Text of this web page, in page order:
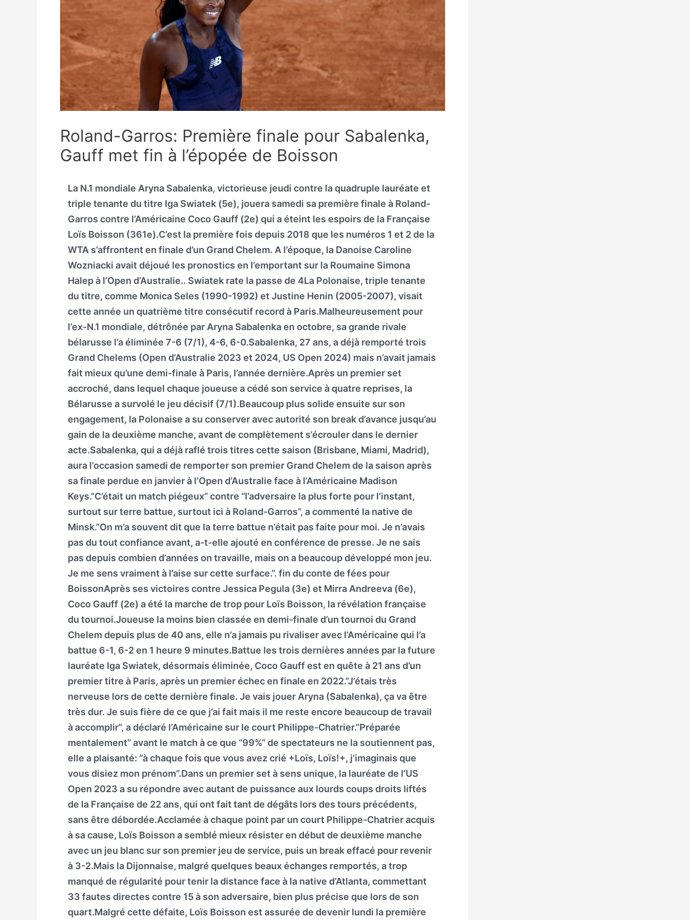
Roland-Garros: Première finale pour Sabalenka,
Gauff met fin à l’épopée de Boisson
La N.1 mondiale Aryna Sabalenka, victorieuse jeudi contre la quadruple lauréate et
triple tenante du titre Iga Swiatek (5e), jouera samedi sa première finale à Roland-
Garros contre l’Américaine Coco Gauff (2e) qui a éteint les espoirs de la Française
Loïs Boisson (361e).C’est la première fois depuis 2018 que les numéros 1 et 2 de la
WTA s’affrontent en finale d’un Grand Chelem. A l’époque, la Danoise Caroline
Wozniacki avait déjoué les pronostics en l’emportant sur la Roumaine Simona
Halep à l’Open d’Australie.. Swiatek rate la passe de 4La Polonaise, triple tenante
du titre, comme Monica Seles (1990-1992) et Justine Henin (2005-2007), visait
cette année un quatrième titre consécutif record à Paris.Malheureusement pour
l’ex-N.1 mondiale, détrônée par Aryna Sabalenka en octobre, sa grande rivale
bélarusse l’a éliminée 7-6 (7/1), 4-6, 6-0.Sabalenka, 27 ans, a déjà remporté trois
Grand Chelems (Open d’Australie 2023 et 2024, US Open 2024) mais n’avait jamais
fait mieux qu’une demi-finale à Paris, l’année dernière.Après un premier set
accroché, dans lequel chaque joueuse a cédé son service à quatre reprises, la
Bélarusse a survolé le jeu décisif (7/1).Beaucoup plus solide ensuite sur son
engagement, la Polonaise a su conserver avec autorité son break d’avance jusqu’au
gain de la deuxième manche, avant de complètement s’écrouler dans le dernier
acte.Sabalenka, qui a déjà raflé trois titres cette saison (Brisbane, Miami, Madrid),
aura l’occasion samedi de remporter son premier Grand Chelem de la saison après
sa finale perdue en janvier à l’Open d’Australie face à l’Américaine Madison
Keys.”C’était un match piégeux” contre “l’adversaire la plus forte pour l’instant,
surtout sur terre battue, surtout ici à Roland-Garros”, a commenté la native de
Minsk.”On m’a souvent dit que la terre battue n’était pas faite pour moi. Je n’avais
pas du tout confiance avant, a-t-elle ajouté en conférence de presse. Je ne sais
pas depuis combien d’années on travaille, mais on a beaucoup développé mon jeu.
Je me sens vraiment à l’aise sur cette surface.”. fin du conte de fées pour
BoissonAprès ses victoires contre Jessica Pegula (3e) et Mirra Andreeva (6e),
Coco Gauff (2e) a été la marche de trop pour Loïs Boisson, la révélation française
du tournoi.Joueuse la moins bien classée en demi-finale d’un tournoi du Grand
Chelem depuis plus de 40 ans, elle n’a jamais pu rivaliser avec l’Américaine qui l’a
battue 6-1, 6-2 en 1 heure 9 minutes.Battue les trois dernières années par la future
lauréate Iga Swiatek, désormais éliminée, Coco Gauff est en quête à 21 ans d’un
premier titre à Paris, après un premier échec en finale en 2022.”J’étais très
nerveuse lors de cette dernière finale. Je vais jouer Aryna (Sabalenka), ça va être
très dur. Je suis fière de ce que j’ai fait mais il me reste encore beaucoup de travail
à accomplir”, a déclaré l’Américaine sur le court Philippe-Chatrier.”Préparée
mentalement” avant le match à ce que “99%” de spectateurs ne la soutiennent pas,
elle a plaisanté: “à chaque fois que vous avez crié +Loïs, Loïs!+, j’imaginais que
vous disiez mon prénom”.Dans un premier set à sens unique, la lauréate de l’US
Open 2023 a su répondre avec autant de puissance aux lourds coups droits liftés
de la Française de 22 ans, qui ont fait tant de dégâts lors des tours précédents,
sans être débordée.Acclamée à chaque point par un court Philippe-Chatrier acquis
à sa cause, Loïs Boisson a semblé mieux résister en début de deuxième manche
avec un jeu blanc sur son premier jeu de service, puis un break effacé pour revenir
à 3-2.Mais la Dijonnaise, malgré quelques beaux échanges remportés, a trop
manqué de régularité pour tenir la distance face à la native d’Atlanta, commettant
33 fautes directes contre 15 à son adversaire, bien plus précise que lors de son
quart.Malgré cette défaite, Loïs Boisson est assurée de devenir lundi la première